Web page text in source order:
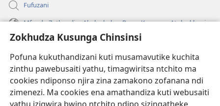
Zokhudza Kusunga Chinsinsi
Pofuna kukuthandizani kuti musamavutike kuchita
zinthu pawebusaiti yathu, timagwiritsa ntchito ma
cookies ndiponso njira zina zamakono zofanana ndi
zimenezi. Ma cookies ena amathandiza kuti webusaiti
Fufuzani
Mfundo Zothandiza Akuluakulu a Boma Komanso Atolankhani
Zokuthandizani
(imatsegula
tsamba
lina)
Watchtower LAIBULALE YA PA INTANET™
(imatsegula